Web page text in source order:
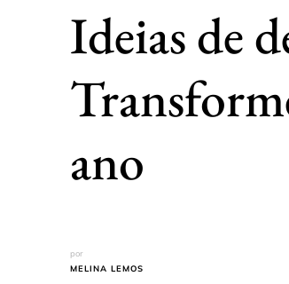
Ideias de
ano
por
MELINA LEMOS